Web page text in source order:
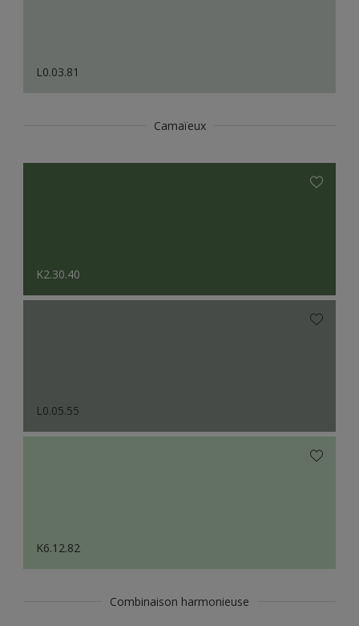
L0.03.81
Camaïeux
K2.30.40
L0.05.55
K6.12.82
Combinaison harmonieuse